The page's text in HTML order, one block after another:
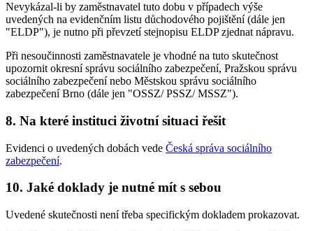
Nevykázal-li by zaměstnavatel tuto dobu v případech výše
uvedených na evidenčním listu důchodového pojištění (dále jen
"ELDP"), je nutno při převzetí stejnopisu ELDP zjednat nápravu.
Při nesoučinnosti zaměstnavatele je vhodné na tuto skutečnost
upozornit okresní správu sociálního zabezpečení, Pražskou správu
sociálního zabezpečení nebo Městskou správu sociálního
zabezpečení Brno (dále jen "OSSZ/ PSSZ/ MSSZ").
8. Na které instituci životní situaci řešit
Evidenci o uvedených dobách vede Česká správa sociálního
zabezpečení.
10. Jaké doklady je nutné mít s sebou
Uvedené skutečnosti není třeba specifickým dokladem prokazovat.